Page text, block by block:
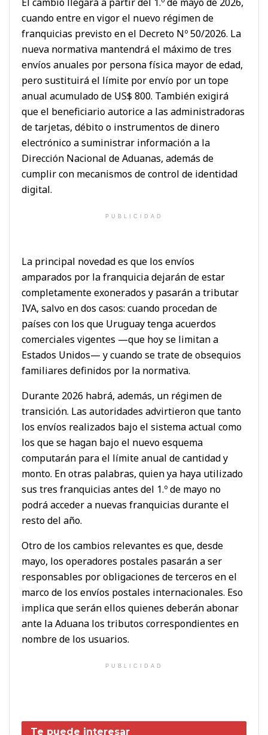
cuando entre en vigor el nuevo régimen de
franquicias previsto en el Decreto Nº 50/2026. La
nueva normativa mantendrá el máximo de tres
envíos anuales por persona física mayor de edad,
pero sustituirá el límite por envío por un tope
anual acumulado de US$ 800. También exigirá
que el beneficiario autorice a las administradoras
de tarjetas, débito o instrumentos de dinero
electrónico a suministrar información a la
Dirección Nacional de Aduanas, además de
cumplir con mecanismos de control de identidad
digital.
PUBLICIDAD
La principal novedad es que los envíos
amparados por la franquicia dejarán de estar
completamente exonerados y pasarán a tributar
IVA, salvo en dos casos: cuando procedan de
países con los que Uruguay tenga acuerdos
comerciales vigentes —que hoy se limitan a
Estados Unidos— y cuando se trate de obsequios
familiares definidos por la normativa.
Durante 2026 habrá, además, un régimen de
transición. Las autoridades advirtieron que tanto
los envíos realizados bajo el sistema actual como
los que se hagan bajo el nuevo esquema
computarán para el límite anual de cantidad y
monto. En otras palabras, quien ya haya utilizado
sus tres franquicias antes del 1.º de mayo no
podrá acceder a nuevas franquicias durante el
resto del año.
Otro de los cambios relevantes es que, desde
mayo, los operadores postales pasarán a ser
responsables por obligaciones de terceros en el
marco de los envíos postales internacionales. Eso
implica que serán ellos quienes deberán abonar
ante la Aduana los tributos correspondientes en
nombre de los usuarios.
PUBLICIDAD
Te puede interesar